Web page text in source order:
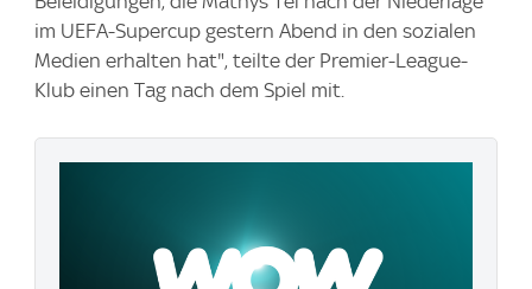
im UEFA-Supercup gestern Abend in den sozialen
Medien erhalten hat", teilte der Premier-League-
Klub einen Tag nach dem Spiel mit.